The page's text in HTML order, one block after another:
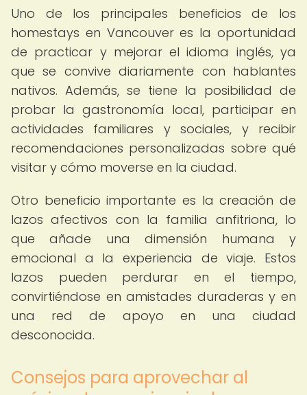
Uno de los principales beneficios de los
homestays en Vancouver es la oportunidad
de practicar y mejorar el idioma inglés, ya
que se convive diariamente con hablantes
nativos. Además, se tiene la posibilidad de
probar la gastronomía local, participar en
actividades familiares y sociales, y recibir
recomendaciones personalizadas sobre qué
visitar y cómo moverse en la ciudad.
Otro beneficio importante es la creación de
lazos afectivos con la familia anfitriona, lo
que añade una dimensión humana y
emocional a la experiencia de viaje. Estos
lazos pueden perdurar en el tiempo,
convirtiéndose en amistades duraderas y en
una red de apoyo en una ciudad
desconocida.
Consejos para aprovechar al